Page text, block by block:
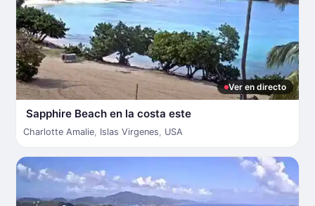
Ver en directo
Sapphire Beach en la costa este
Charlotte Amalie, Islas Virgenes, USA